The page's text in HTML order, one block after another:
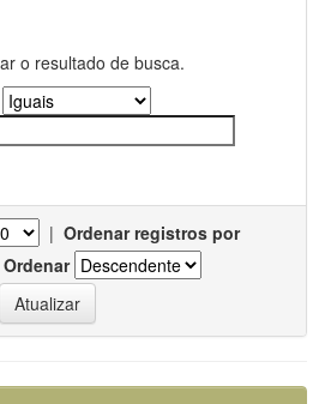
o resultado de busca.
| Ordenar registros por
Ordenar